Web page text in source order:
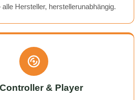
Hersteller, herstellerunabhängig.
& Player